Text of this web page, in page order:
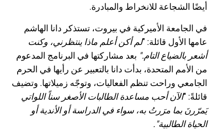
أيضًا الشجاعة للانخراط والمبادرة.
في الجامعة الأميركية في بيروت، تستذكر دانا الهاشم
عامها الأول قائلة: "لم أكن أعلم ماذا ينتظرني، وكنت
أشعر بالضياع التام." بعد مشاركتها في البرنامج المدعوم
من الأمم المتحدة، بدأت دانا بالتعبير عن رأيها في الحرم
الجامعي وراحت تنظم الفعاليات، وتوجّه زميلاتها. وتضيف
قائلةً: "الآن أحب مساعدة الطالبات الأصغر سناً اللواتي
يَمرّرنَ بما مرَرتُ به، سواء في الدراسة أو الأندية أو
الحياة الطالبية".